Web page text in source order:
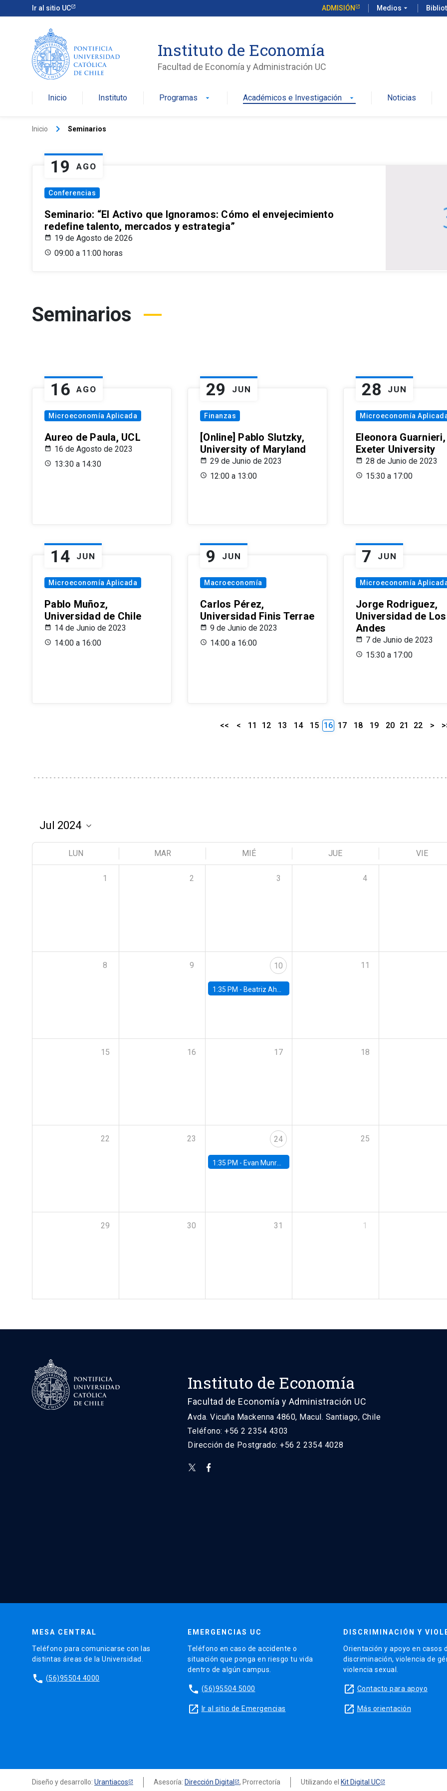
Ir al sitio UC ADMISIÓN Medios arrow_drop_down
Instituto de Economía
Facultad de Economía y Administración UC
Inicio Instituto Programas arrow_drop_down Académicos e Investigación arrow_drop_down Noticias
Inicio keyboard_arrow_right Seminarios
19 AGO
Conferencias
Seminario: “El Activo que Ignoramos: Cómo el envejecimiento
redefine talento, mercados y estrategia”
19 de Agosto de 2026
09:00 a 11:00 horas
Seminarios
16 AGO
Microeconomía Aplicada
Aureo de Paula, UCL
16 de Agosto de 2023
13:30 a 14:30
29 JUN
Finanzas
[Online] Pablo Slutzky,
University of Maryland
29 de Junio de 2023
12:00 a 13:00
28 JUN
Microeconomía
Eleonora Guarnieri,
Exeter University
28 de Junio de 2023
15:30 a 17:00
14 JUN
Microeconomía Aplicada
Pablo Muñoz,
Universidad de Chile
14 de Junio de 2023
14:00 a 16:00
9 JUN
Macroeconomía
Carlos Pérez,
Universidad Finis Terrae
9 de Junio de 2023
14:00 a 16:00
7 JUN
Microeconomía
Jorge Rodriguez,
Universidad de Los
Andes
7 de Junio de 2023
15:30 a 17:00
<< < 11 12 13 14 15 16 17 18 19 20 21 22 >
LUN MAR MIÉ JUE VIE
1 2 3 4
8 9 10
1:35 PM - Beatriz Ahumada, PhD candidate, Universidad de Pittsburgh
11
15 16 17 18
22 23 24
1:35 PM - Evan Munro, Neyman Visiting Assistant Professor in the Department of Statistics at UC Berkeley
25
29 30 31 1
Instituto de Economía
Facultad de Economía y Administración UC
Avda. Vicuña Mackenna 4860, Macul. Santiago, Chile
Teléfono: +56 2 2354 4303
Dirección de Postgrado: +56 2 2354 4028
MESA CENTRAL
Teléfono para comunicarse con las
distintas áreas de la Universidad.
phone (56)95504 4000
EMERGENCIAS UC
Teléfono en caso de accidente o
situación que ponga en riesgo tu vida
dentro de algún campus.
phone (56)95504 5000
launch Ir al sitio de Emergencias
DISCRIMINACIÓN Y
Orientación y apoyo en casos
discriminación, violencia de
violencia sexual.
launch Contacto para apoyo
launch Más orientación
Diseño y desarrollo: Urantiacos Asesoría: Dirección Digital , Prorrectoría Utilizando el Kit Digital UC